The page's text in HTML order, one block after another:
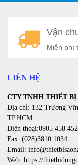
Vận
Miễn phí
LIÊN HỆ
CTY TNHH THIẾT BỊ
Địa chỉ: 132 Trương
TP.HCM
Điện thoại:0905 458 452
Fax: (028)3810.1034
Email:
Web: https://